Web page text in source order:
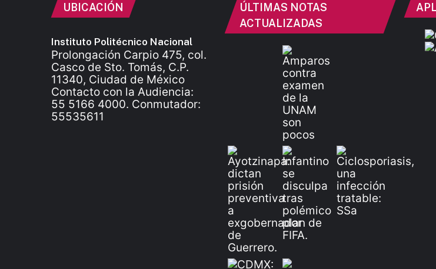
UBICACIÓN
Instituto Politécnico Nacional
Prolongación Carpio 475, col.
Casco de Sto. Tomás, C.P.
11340, Ciudad de México
Contacto con la Audiencia:
55 5166 4000. Conmutador:
55535611
ÚLTIMAS NOTAS
ACTUALIZADAS